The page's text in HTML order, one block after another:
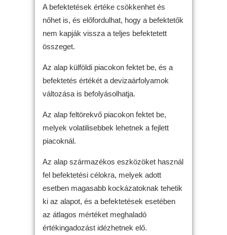
A befektetések értéke csökkenhet és
nőhet is, és előfordulhat, hogy a befektetők
nem kapják vissza a teljes befektetett
összeget.
Az alap külföldi piacokon fektet be, és a
befektetés értékét a devizaárfolyamok
változása is befolyásolhatja.
Az alap feltörekvő piacokon fektet be,
melyek volatilisebbek lehetnek a fejlett
piacoknál.
Az alap származékos eszközöket használ
fel befektetési célokra, melyek adott
esetben magasabb kockázatoknak tehetik
ki az alapot, és a befektetések esetében
az átlagos mértéket meghaladó
értékingadozást idézhetnek elő.